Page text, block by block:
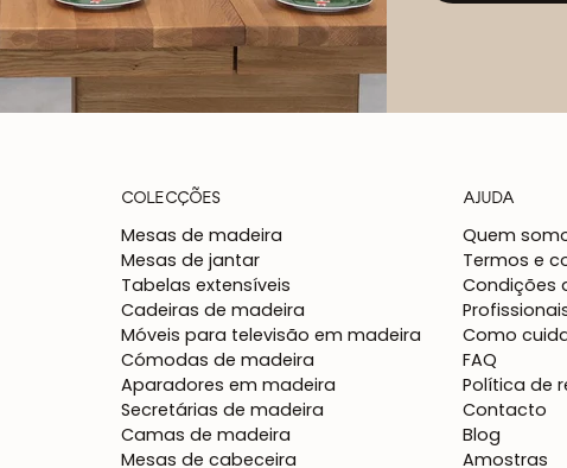
COLECÇÕES
Mesas de madeira
Mesas de jantar
Tabelas extensíveis
Cadeiras de madeira
Móveis para televisão em madeira
Cómodas de madeira
Aparadores em madeira
Secretárias de madeira
Camas de madeira
Mesas de cabeceira
AJUDA
Quem
Termos e
Condições
Como
FAQ
Política de
Contacto
Blog
Amostras